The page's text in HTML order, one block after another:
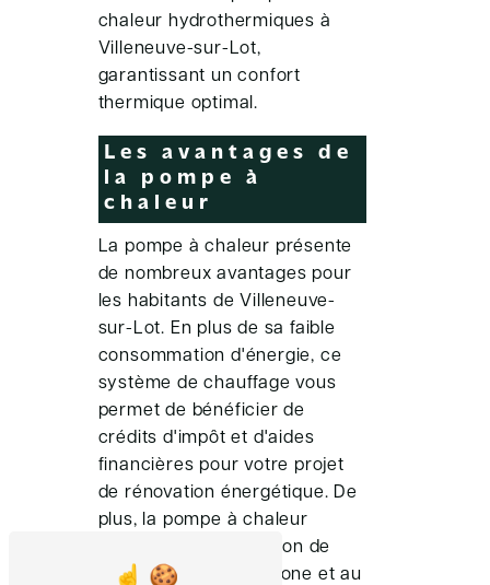
chaleur hydrothermiques à
Villeneuve-sur-Lot,
garantissant un confort
thermique optimal.
Les avantages de
la pompe à
chaleur
La pompe à chaleur présente
de nombreux avantages pour
les habitants de Villeneuve-
sur-Lot. En plus de sa faible
consommation d'énergie, ce
système de chauffage vous
permet de bénéficier de
crédits d'impôt et d'aides
financières pour votre projet
de rénovation énergétique. De
plus, la pompe à chaleur
contribue à la réduction de
votre empreinte carbone et au